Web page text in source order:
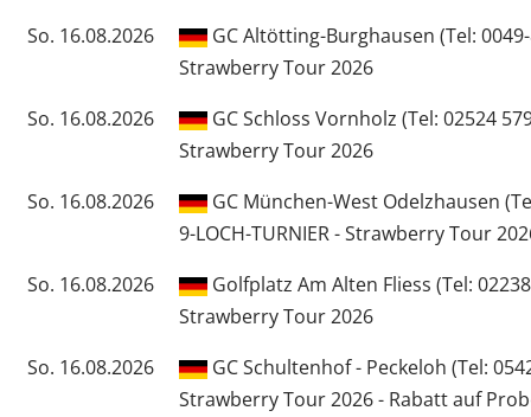
So. 16.08.2026
GC Altötting-Burghausen (Tel:
Strawberry Tour 2026
So. 16.08.2026
GC Schloss Vornholz (Tel: 02524
Strawberry Tour 2026
So. 16.08.2026
GC München-West Odelzhausen
9-LOCH-TURNIER - Strawberry Tour
So. 16.08.2026
Golfplatz Am Alten Fliess (Tel:
Strawberry Tour 2026
So. 16.08.2026
GC Schultenhof - Peckeloh (Tel:
Strawberry Tour 2026 - Rabatt auf